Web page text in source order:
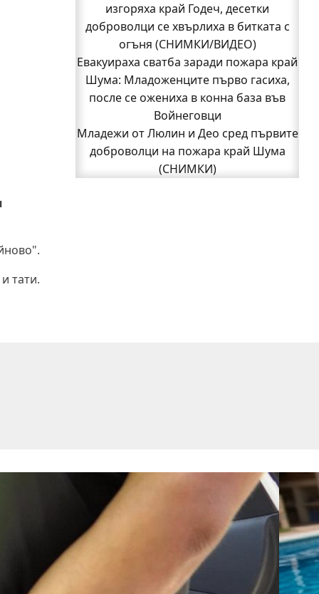
тати.
благодари поименно на всички, които
бяха рамо до рамо с огнеборците!
150 декара гори, треви и храсти
изгоряха край Годеч, десетки
доброволци се хвърлиха в битката с
огъня (СНИМКИ/ВИДЕО)
Полицията влиза в селата
Възможни са прекъсвания на тока утре
в части от община Годеч
Какво накара Яна и Станимир да
изгоряха край Годеч, десетки
доброволци се хвърлиха в битката с
огъня (СНИМКИ/ВИДЕО)
Евакуираха сватба заради пожара край
Шума: Младоженците първо гасиха,
после се ожениха в конна база във
Войнеговци
Младежи от Люлин и Део сред първите
доброволци на пожара край Шума
(СНИМКИ)